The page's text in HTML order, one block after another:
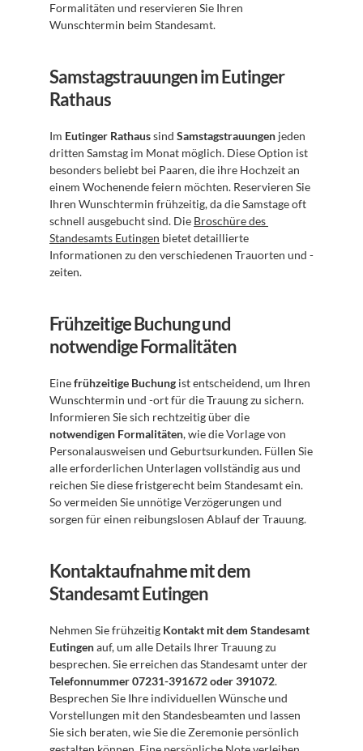
Formalitäten und reservieren Sie Ihren
Wunschtermin beim Standesamt.
Samstagstrauungen im Eutinger
Rathaus
Im Eutinger Rathaus sind Samstagstrauungen jeden
dritten Samstag im Monat möglich. Diese Option ist
besonders beliebt bei Paaren, die ihre Hochzeit an
einem Wochenende feiern möchten. Reservieren Sie
Ihren Wunschtermin frühzeitig, da die Samstage oft
schnell ausgebucht sind. Die Broschüre des
Standesamts Eutingen bietet detaillierte
Informationen zu den verschiedenen Trauorten und -
zeiten.
Frühzeitige Buchung und
notwendige Formalitäten
Eine frühzeitige Buchung ist entscheidend, um Ihren
Wunschtermin und -ort für die Trauung zu sichern.
notwendigen Formalitäten, wie die Vorlage von
Personalausweisen und Geburtsurkunden. Füllen Sie
alle erforderlichen Unterlagen vollständig aus und
reichen Sie diese fristgerecht beim Standesamt ein.
So vermeiden Sie unnötige Verzögerungen und
sorgen für einen reibungslosen Ablauf der Trauung.
Kontaktaufnahme mit dem
Standesamt Eutingen
Nehmen Sie frühzeitig Kontakt mit dem Standesamt
Eutingen auf, um alle Details Ihrer Trauung zu
Telefonnummer 07231-391672 oder 391072.
Besprechen Sie Ihre individuellen Wünsche und
Vorstellungen mit den Standesbeamten und lassen
Sie sich beraten, wie Sie die Zeremonie persönlich